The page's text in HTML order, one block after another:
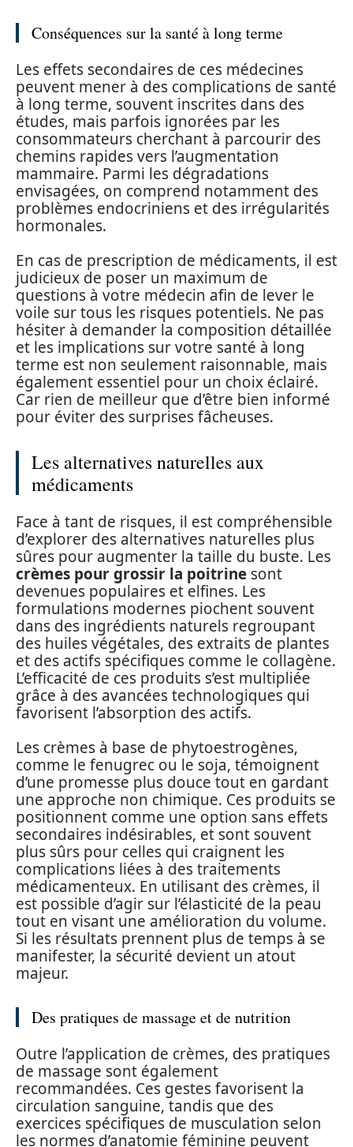
Conséquences sur la santé à long terme
Les effets secondaires de ces médecines
peuvent mener à des complications de santé
à long terme, souvent inscrites dans des
études, mais parfois ignorées par les
consommateurs cherchant à parcourir des
chemins rapides vers l’augmentation
mammaire. Parmi les dégradations
envisagées, on comprend notamment des
problèmes endocriniens et des irrégularités
hormonales.
En cas de prescription de médicaments, il est
judicieux de poser un maximum de
questions à votre médecin afin de lever le
voile sur tous les risques potentiels. Ne pas
hésiter à demander la composition détaillée
et les implications sur votre santé à long
terme est non seulement raisonnable, mais
également essentiel pour un choix éclairé.
Car rien de meilleur que d’être bien informé
pour éviter des surprises fâcheuses.
Les alternatives naturelles aux
médicaments
Face à tant de risques, il est compréhensible
d’explorer des alternatives naturelles plus
sûres pour augmenter la taille du buste. Les
crèmes pour grossir la poitrine sont
devenues populaires et elfines. Les
formulations modernes piochent souvent
dans des ingrédients naturels regroupant
des huiles végétales, des extraits de plantes
et des actifs spécifiques comme le collagène.
L’efficacité de ces produits s’est multipliée
grâce à des avancées technologiques qui
favorisent l’absorption des actifs.
Les crèmes à base de phytoestrogènes,
comme le fenugrec ou le soja, témoignent
d’une promesse plus douce tout en gardant
une approche non chimique. Ces produits se
positionnent comme une option sans effets
secondaires indésirables, et sont souvent
plus sûrs pour celles qui craignent les
complications liées à des traitements
médicamenteux. En utilisant des crèmes, il
est possible d’agir sur l’élasticité de la peau
tout en visant une amélioration du volume.
Si les résultats prennent plus de temps à se
manifester, la sécurité devient un atout
majeur.
Des pratiques de massage et de nutrition
Outre l’application de crèmes, des pratiques
de massage sont également
recommandées. Ces gestes favorisent la
circulation sanguine, tandis que des
exercices spécifiques de musculation selon
les normes d’anatomie féminine peuvent